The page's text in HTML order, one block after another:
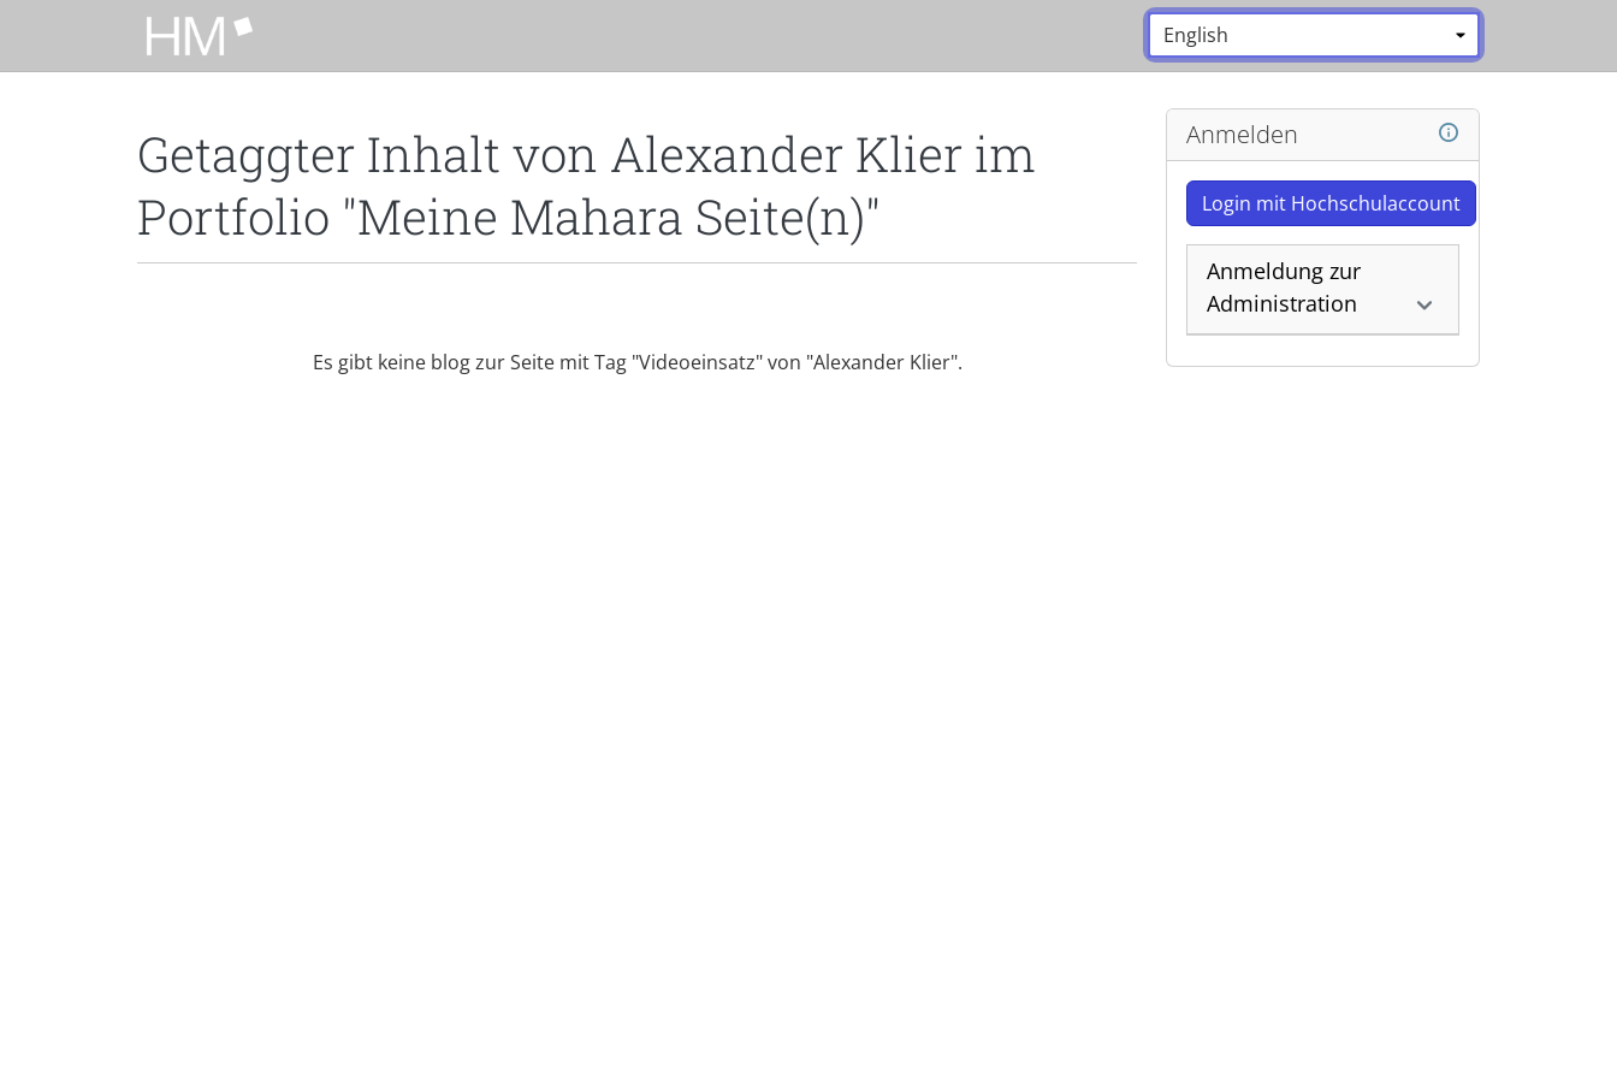
Zum Hauptinhalt zurückspringen Sprache:
Getaggter Inhalt von Alexander Klier im
Portfolio "Meine Mahara Seite(n)"
Es gibt keine blog zur Seite mit Tag "Videoeinsatz" von "Alexander Klier".
Anmelden
Login mit Hochschulaccount
Anmeldung zur
Administration